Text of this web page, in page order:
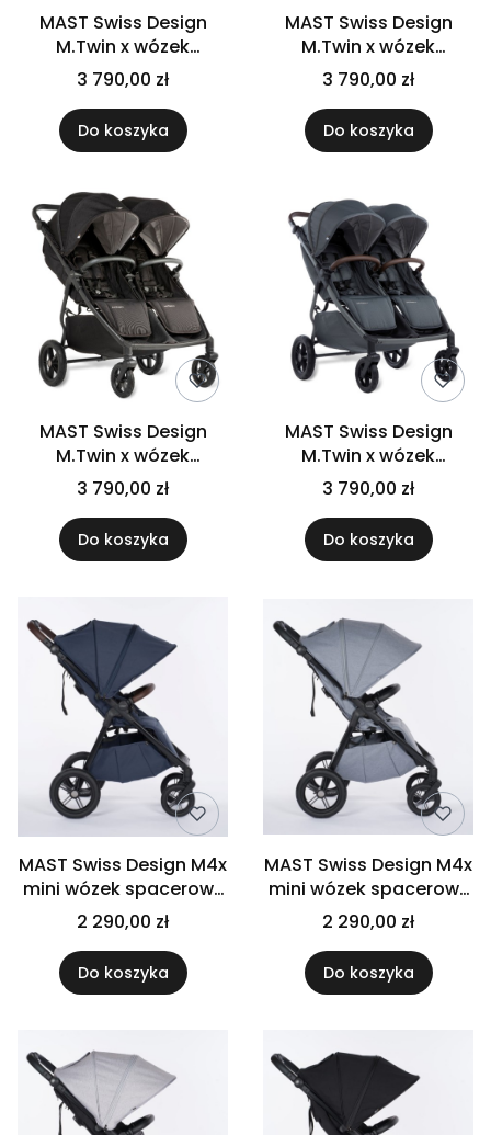
MAST Swiss Design
M.Twin x wózek
bliźniaczy spacerowy |
Blueberry | Koła HP
3 790,00 zł
Do koszyka
MAST Swiss Design
M.Twin x wózek
bliźniaczy spacerowy |
Glacier Lake | Koła HP
3 790,00 zł
Do koszyka
MAST Swiss Design
M.Twin x wózek
bliźniaczy spacerowy |
Onyx | Koła HP
3 790,00 zł
Do koszyka
MAST Swiss Design
M.Twin x wózek
bliźniaczy spacerowy |
Volcanic Ash | koła HP
3 790,00 zł
Do koszyka
MAST Swiss Design M4x
mini wózek spacerowy
| Blueberry | koła HP
2 290,00 zł
Do koszyka
MAST Swiss Design M4x
mini wózek spacerowy
| Glacier Lake | koła HP
2 290,00 zł
Do koszyka